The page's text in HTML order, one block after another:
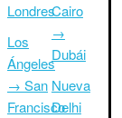
Londres
Los
Ángeles
→ San
Francisco
Cairo
→
Dubái
Nueva
Delhi